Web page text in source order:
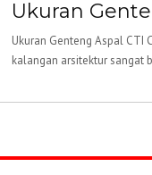
Ukuran
Ukuran Genteng Aspal
kalangan arsitektur sangat